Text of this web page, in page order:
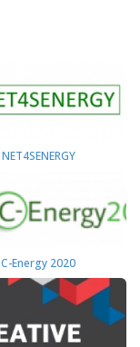
NET4SENERGY
C-Energy 2020